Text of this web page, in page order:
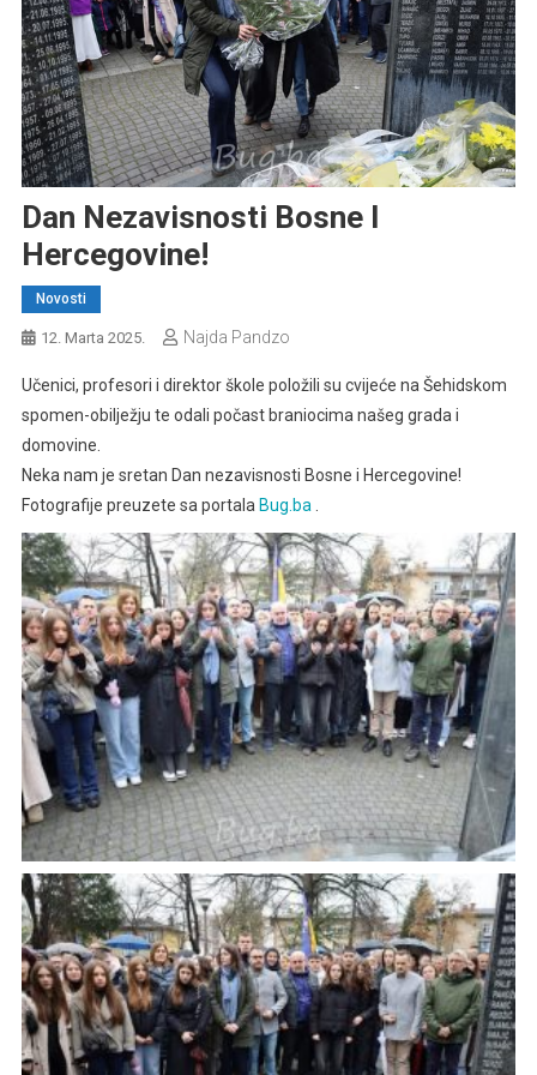
Dan Nezavisnosti Bosne I
Hercegovine!
Novosti
12. Marta 2025. Najda Pandzo
Učenici, profesori i direktor škole položili su cvijeće na Šehidskom
spomen-obilježju te odali počast braniocima našeg grada i
domovine.
Neka nam je sretan Dan nezavisnosti Bosne i Hercegovine!
Fotografije preuzete sa portala Bug.ba